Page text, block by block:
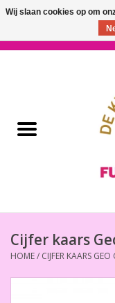
Workshops &
Decoreer Gereedschap
Cijfer kaars
HOME/ CIJFER KAARS
Wij slaan cookies op om